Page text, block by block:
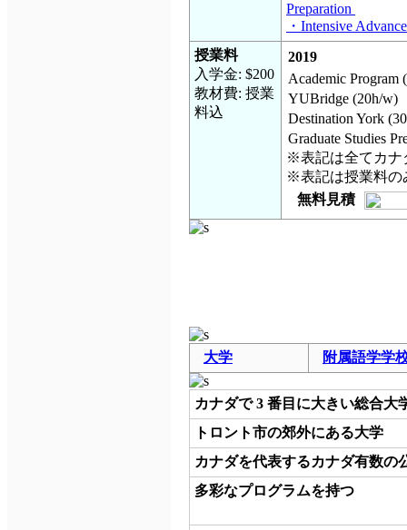
Preparation
・Intensive
授業料
入学金: $200
教材費: 授業
料込
2019
Academic Program
YUBridge (20h/w)
Destination York
Graduate Studies
※表記は全てカナ
※表記は授業料の
無料見積
大学 附属語学学
カナダで 3 番目に大きい総合大
トロント市の郊外にある大学
カナダを代表するカナダ有数の
多彩なプログラムを持つ